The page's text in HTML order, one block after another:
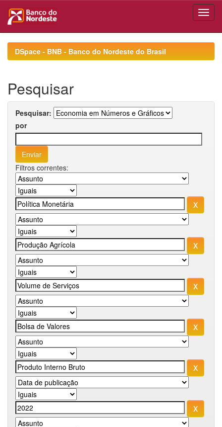
navigationDSpace - BNB - Banco do Nordeste do Brasil
Pesquisar
Pesquisar:
por
Filtros correntes: